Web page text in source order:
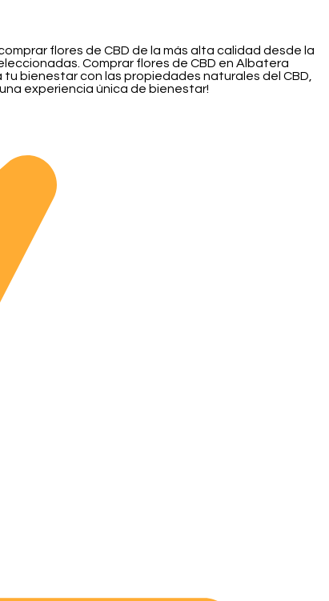
flores de CBD de la más alta calidad desde la
Comprar flores de CBD en Albatera
bienestar con las propiedades naturales del CBD,
experiencia única de bienestar!